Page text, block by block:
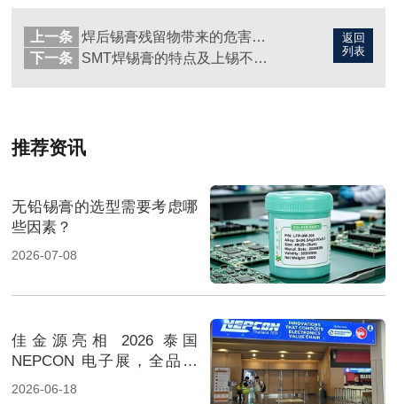
返回
列表
上一条
焊后锡膏残留物带来的危害有哪些？
下一条
SMT焊锡膏的特点及上锡不饱满原因
推荐资讯
无铅锡膏的选型需要考虑哪
些因素？
2026-07-08
佳金源亮相 2026 泰国
NEPCON 电子展，全品类
焊料重磅展出，高性能锡膏
2026-06-18